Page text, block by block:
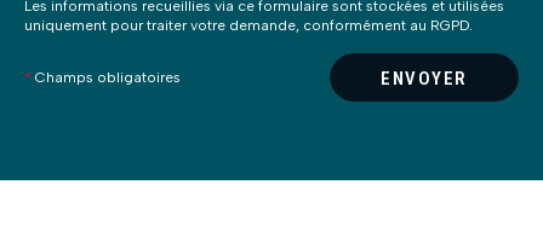
Les informations recueillies via ce formulaire sont stockées et utilisées
uniquement pour traiter votre demande, conformément au RGPD.
* Champs obligatoires ENVOYER